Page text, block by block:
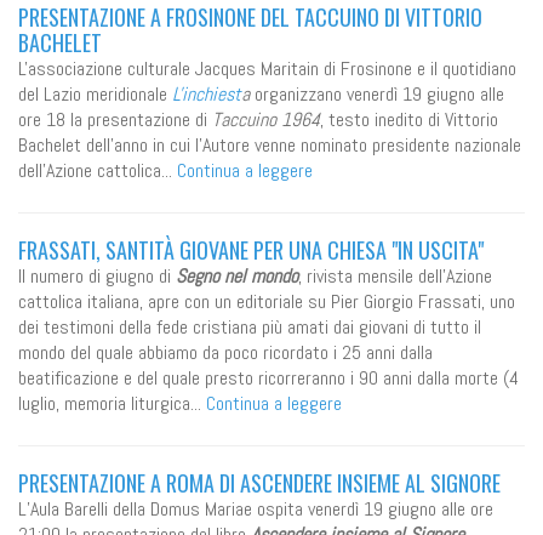
PRESENTAZIONE A FROSINONE DEL TACCUINO DI VITTORIO
BACHELET
L'associazione culturale Jacques Maritain di Frosinone e il quotidiano
del Lazio meridionale L'inchiestaorganizzano venerdì 19 giugno alle
ore 18 la presentazione di Taccuino 1964, testo inedito di Vittorio
Bachelet dell'anno in cui l'Autore venne nominato presidente nazionale
dell'Azione cattolica... Continua a leggere
FRASSATI, SANTITÀ GIOVANE PER UNA CHIESA "IN USCITA"
Il numero di giugno di Segno nel mondo, rivista mensile dell'Azione
cattolica italiana, apre con un editoriale su Pier Giorgio Frassati, uno
dei testimoni della fede cristiana più amati dai giovani di tutto il
mondo del quale abbiamo da poco ricordato i 25 anni dalla
beatificazione e del quale presto ricorreranno i 90 anni dalla morte (4
luglio, memoria liturgica... Continua a leggere
PRESENTAZIONE A ROMA DI ASCENDERE INSIEME AL SIGNORE
L’Aula Barelli della Domus Mariae ospita venerdì 19 giugno alle ore